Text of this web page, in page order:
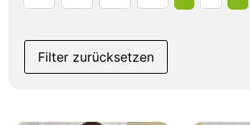
Filter zurücksetzen